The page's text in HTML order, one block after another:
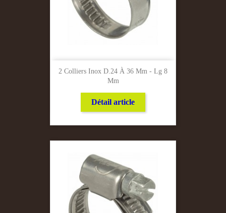
2 Colliers Inox D.24 À 36 Mm - Lg 8
Mm
Détail article